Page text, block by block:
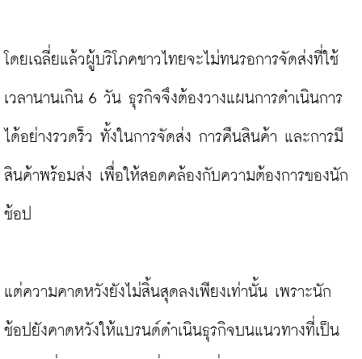
โดยเฉลี่ยแล้วผู้บริโภคชาวไทยจะไม่ทนรอการจัดส่งที่ใช้
เวลานานเกิน 6 วัน ธุรกิจจึงต้องวางแผนการดำเนินการ
ได้อย่างรวดร็ว ทั้งในการจัดส่ง การคืนสินค้า และการมี
สินค้าพร้อมส่ง เพื่อให้สอดคล้องกับความต้องการของนัก
ช้อป
แต่ความคาดหวังยังไม่สิ้นสุดลงเพียงเท่านั้น เพราะนัก
ช้อปยังคาดหวังให้แบรนด์ดำเนินธุรกิจบนแนวทางที่เป็น